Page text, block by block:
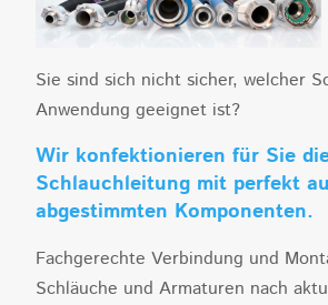
Sie sind sich nicht sicher, welcher
Anwendung geeignet ist?
Wir konfektionieren für Sie
Schlauchleitung mit perfekt
abgestimmten Komponenten.
Fachgerechte Verbindung und
Schläuche und Armaturen nach